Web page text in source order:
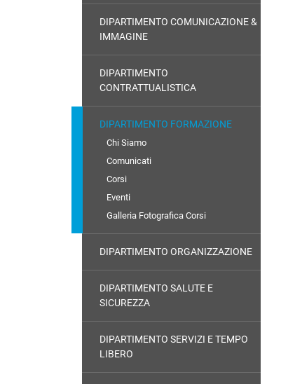
DIPARTIMENTO COMUNICAZIONE &
IMMAGINE
DIPARTIMENTO
CONTRATTUALISTICA
DIPARTIMENTO FORMAZIONE
Chi Siamo
Comunicati
Corsi
Eventi
Galleria Fotografica Corsi
DIPARTIMENTO ORGANIZZAZIONE
DIPARTIMENTO SALUTE E
SICUREZZA
DIPARTIMENTO SERVIZI E TEMPO
LIBERO